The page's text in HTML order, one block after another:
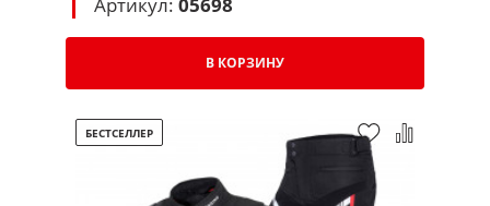
В КОРЗИНУ
БЕСТСЕЛЛЕР